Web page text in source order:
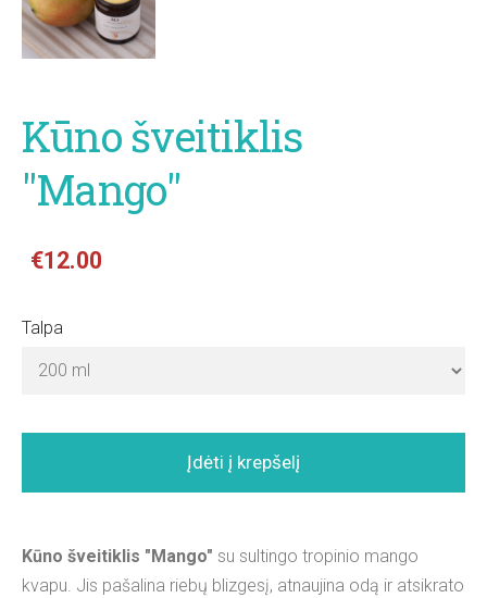
Kūno šveitiklis
"Mango"
€12.00
Talpa
Įdėti į krepšelį
Kūno šveitiklis "Mango" su sultingo tropinio mango
kvapu. Jis pašalina riebų blizgesį, atnaujina odą ir atsikrato